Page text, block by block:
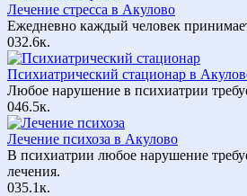
Лечение стресса в Акулово
Ежедневно каждый человек
032.6к.
Психиатрический стационар в
Любое нарушение в психиатрии
046.5к.
Лечение психоза в Акулово
В психиатрии любое нарушение
лечения.
035.1к.